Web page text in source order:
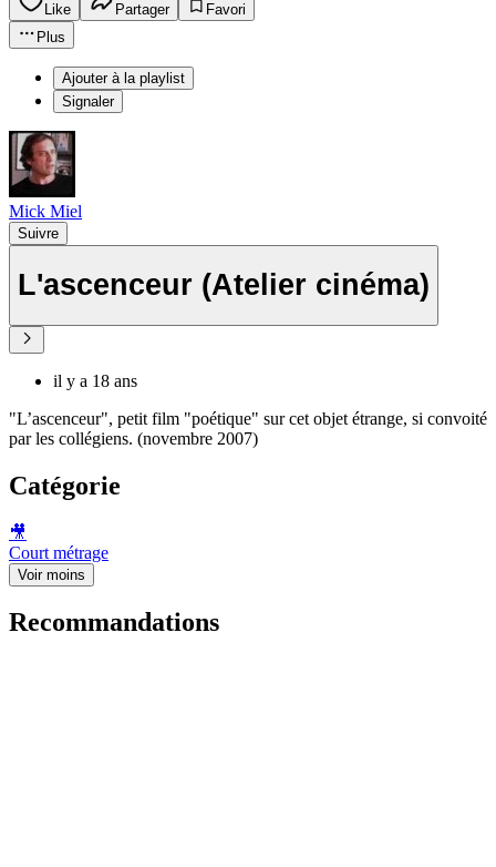
Like Partager
Favori
Plus
Ajouter à la playlist
Signaler
Mick Miel
Suivre
L'ascenceur (Atelier cinéma)
il y a 18 ans
"L’ascenceur", petit film "poétique" sur cet objet étrange, si convoité
par les collégiens. (novembre 2007)
Catégorie
🎥
Court métrage
Voir moins
Recommandations